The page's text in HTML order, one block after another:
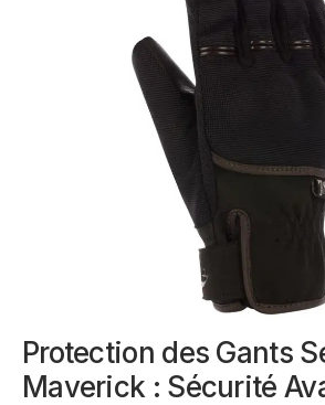
Protection des Gants
Maverick : Sécurité